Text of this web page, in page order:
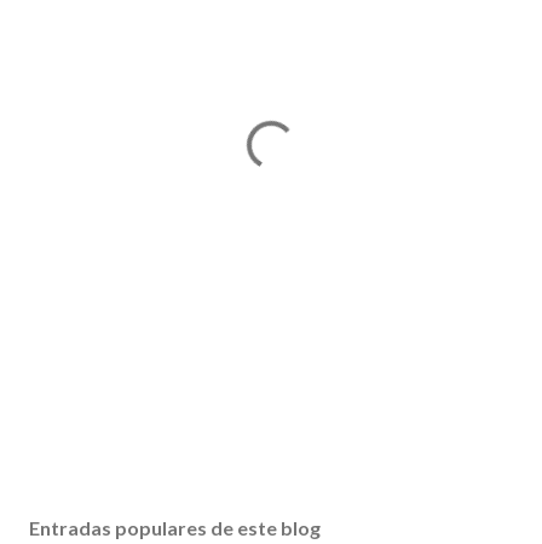
Entradas populares de este blog